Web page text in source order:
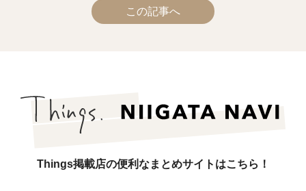
この記事へ
Things掲載店の便利なまとめサイトはこちら！